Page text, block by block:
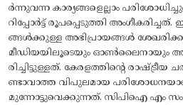
ര്‍ന്നുവന്ന കാര്യങ്ങളെല്ലാം
റിപ്പോര്‍ട്ട്‌ രൂപപ്പെടുത്തി
ങ്ങള്‍ക്കുള്ള അഭിപ്രായങ്ങള്‍
മീഡിയയിലൂടെയും ഓണ്‍ലൈനായും
രിച്ചിട്ടുള്ളത്‌. കേരളത്തിന്റെ
ണ്ടാവാത്ത വിപുലമായ
മുന്നോട്ടുവെക്കുന്നത്‌. സിപിഐ എം